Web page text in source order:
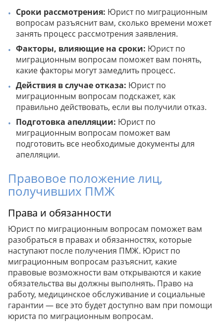
Сроки рассмотрения: Юрист по миграционным
вопросам разъяснит вам, сколько времени может
занять процесс рассмотрения заявления.
Факторы, влияющие на сроки: Юрист по
миграционным вопросам поможет вам понять,
какие факторы могут замедлить процесс.
Действия в случае отказа: Юрист по
миграционным вопросам подскажет, как
правильно действовать, если вы получили отказ.
Подготовка апелляции: Юрист по
миграционным вопросам поможет вам
подготовить все необходимые документы для
апелляции.
Правовое положение лиц,
получивших ПМЖ
Права и обязанности
Юрист по миграционным вопросам поможет вам
разобраться в правах и обязанностях, которые
наступают после получения ПМЖ. Юрист по
миграционным вопросам разъяснит, какие
правовые возможности вам открываются и какие
обязательства вы должны выполнять. Право на
работу, медицинское обслуживание и социальные
гарантии — все это будет доступно вам при помощи
юриста по миграционным вопросам.